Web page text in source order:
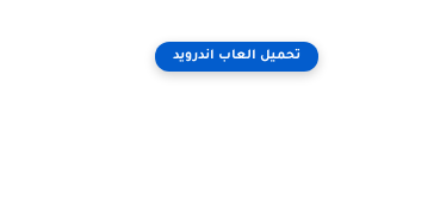
تحميل العاب اندرويد